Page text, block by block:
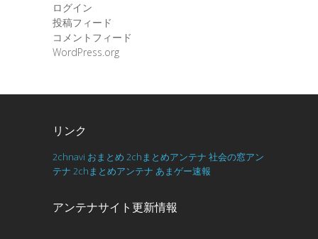
ログイン
投稿フィード
コメントフィード
WordPress.org
リンク
2chnavi おまとめ 2chまとめアンテナ 社会の窓アン
テナ 2chまとめアンテナ あまゲー速報
アンテナサイト更新情報